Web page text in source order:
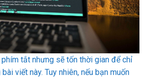
tắt nhưng sẽ tốn thời gian để chỉ
viết này. Tuy nhiên, nếu bạn muốn